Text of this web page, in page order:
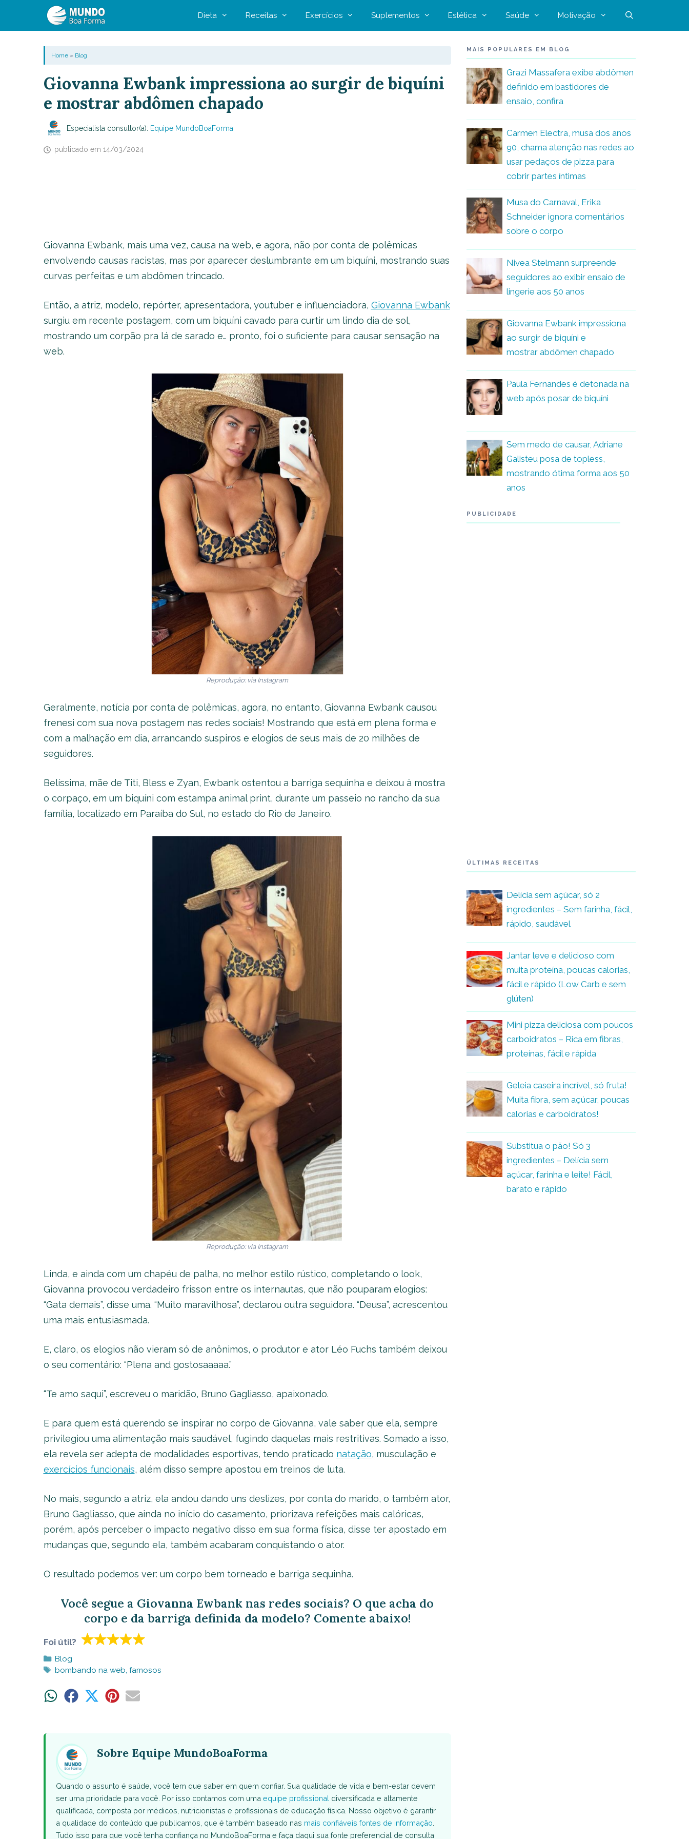
Dieta Receitas Exercícios Suplementos Estética Saúde Motivação
Home» Blog
Giovanna Ewbank impressiona ao surgir de biquíni
e mostrar abdômen chapado
Especialista consultor(a): Equipe MundoBoaForma
publicado em 14/03/2024
Giovanna Ewbank, mais uma vez, causa na web, e agora, não por conta de polêmicas
envolvendo causas racistas, mas por aparecer deslumbrante em um biquíni, mostrando suas
curvas perfeitas e um abdômen trincado.
Então, a atriz, modelo, repórter, apresentadora, youtuber e influenciadora, Giovanna Ewbank
surgiu em recente postagem, com um biquíni cavado para curtir um lindo dia de sol,
mostrando um corpão pra lá de sarado e… pronto, foi o suficiente para causar sensação na
web.
Reprodução: via Instagram
Geralmente, notícia por conta de polêmicas, agora, no entanto, Giovanna Ewbank causou
frenesi com sua nova postagem nas redes sociais! Mostrando que está em plena forma e
com a malhação em dia, arrancando suspiros e elogios de seus mais de 20 milhões de
seguidores.
Belíssima, mãe de Titi, Bless e Zyan, Ewbank ostentou a barriga sequinha e deixou à mostra
o corpaço, em um biquíni com estampa animal print, durante um passeio no rancho da sua
família, localizado em Paraíba do Sul, no estado do Rio de Janeiro.
Reprodução: via Instagram
Linda, e ainda com um chapéu de palha, no melhor estilo rústico, completando o look,
Giovanna provocou verdadeiro frisson entre os internautas, que não pouparam elogios:
“Gata demais”, disse uma. “Muito maravilhosa”, declarou outra seguidora. “Deusa”, acrescentou
uma mais entusiasmada.
E, claro, os elogios não vieram só de anônimos, o produtor e ator Léo Fuchs também deixou
o seu comentário: “Plena and gostosaaaaa.”
“Te amo saqui”, escreveu o maridão, Bruno Gagliasso, apaixonado.
E para quem está querendo se inspirar no corpo de Giovanna, vale saber que ela, sempre
privilegiou uma alimentação mais saudável, fugindo daquelas mais restritivas. Somado a isso,
ela revela ser adepta de modalidades esportivas, tendo praticado natação, musculação e
exercícios funcionais, além disso sempre apostou em treinos de luta.
No mais, segundo a atriz, ela andou dando uns deslizes, por conta do marido, o também ator,
Bruno Gagliasso, que ainda no início do casamento, priorizava refeições mais calóricas,
porém, após perceber o impacto negativo disso em sua forma física, disse ter apostado em
mudanças que, segundo ela, também acabaram conquistando o ator.
O resultado podemos ver: um corpo bem torneado e barriga sequinha.
Você segue a Giovanna Ewbank nas redes sociais? O que acha do
corpo e da barriga definida da modelo? Comente abaixo!
Foi útil?
Categorias
Blog
Tags
bombando na web, famosos
ShareShare ShareShareShare
Sobre Equipe MundoBoaForma
Quando o assunto é saúde, você tem que saber em quem confiar. Sua qualidade de vida e bem-estar devem
ser uma prioridade para você. Por isso contamos com uma equipe profissionaldiversificada e altamente
qualificada, composta por médicos, nutricionistas e profissionais de educação física. Nosso objetivo é garantir
a qualidade do conteúdo que publicamos, que é também baseado nas mais confiáveis fontes de informação.
Tudo isso para que você tenha confiança no MundoBoaForma e faça daqui sua fonte preferencial de consulta
MAIS POPULARES EM BLOG
Grazi Massafera exibe abdômen
definido em bastidores de
ensaio, confira
Carmen Electra, musa dos anos
90, chama atenção nas redes ao
usar pedaços de pizza para
cobrir partes íntimas
Musa do Carnaval, Erika
Schneider ignora comentários
sobre o corpo
Nivea Stelmann surpreende
seguidores ao exibir ensaio de
lingerie aos 50 anos
Giovanna Ewbank impressiona
ao surgir de biquíni e
mostrar abdômen chapado
Paula Fernandes é detonada na
web após posar de biquíni
Sem medo de causar, Adriane
Galisteu posa de topless,
mostrando ótima forma aos 50
anos
PUBLICIDADE
ÚLTIMAS RECEITAS
Delícia sem açúcar, só 2
ingredientes – Sem farinha, fácil,
rápido, saudável
Jantar leve e delicioso com
muita proteína, poucas calorias,
fácil e rápido (Low Carb e sem
glúten)
Mini pizza deliciosa com poucos
carboidratos – Rica em fibras,
proteínas, fácil e rápida
Geleia caseira incrível, só fruta!
Muita fibra, sem açúcar, poucas
calorias e carboidratos!
Substitua o pão! Só 3
ingredientes – Delícia sem
açúcar, farinha e leite! Fácil,
barato e rápido